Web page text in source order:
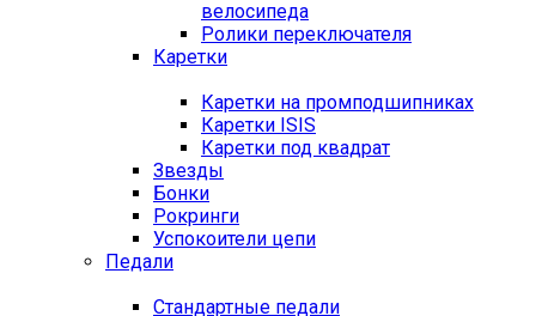
велосипеда
Ролики переключателя
Каретки
Каретки на промподшипниках
Каретки ISIS
Каретки под квадрат
Звезды
Бонки
Рокринги
Успокоители цепи
Педали
Стандартные педали